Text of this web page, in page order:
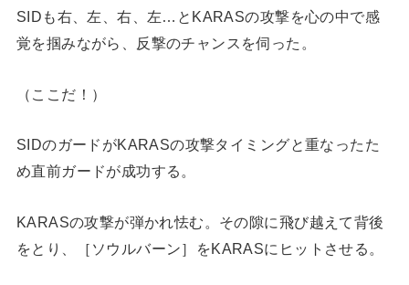
SIDも右、左、右、左…とKARASの攻撃を心の中で感
覚を掴みながら、反撃のチャンスを伺った。
（ここだ！）
SIDのガードがKARASの攻撃タイミングと重なったた
め直前ガードが成功する。
KARASの攻撃が弾かれ怯む。その隙に飛び越えて背後
をとり、［ソウルバーン］をKARASにヒットさせる。